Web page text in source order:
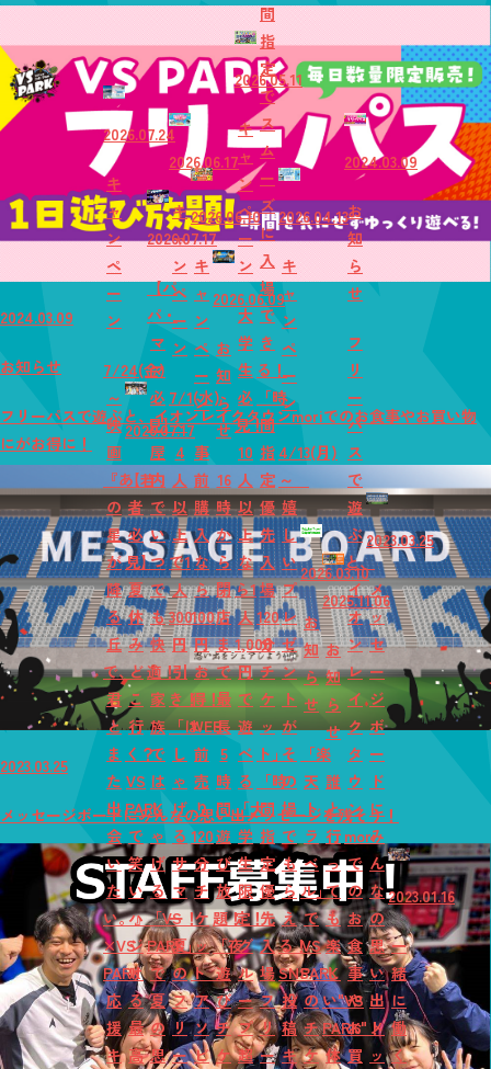
2026.07.24
キ
ャ
ン
ペ
ー
ン
7/24(金)
～
映
画
『あ
の
星
が
降
る
丘
で、
君
と
ま
た
出
会
い
た
い。』
×VS
PARK
応
援
キ
2026.07.17
【若
者
必
見】
夏
休
み
ど
こ
行
く？
VS
PARK
で
笑
い
ハ
ジ
け
る
最
高
2026.07.17
【パ
パ・
マ
マ
必
見】
屋
内
で
い
つ
で
も
快
適！
家
族
で
は
し
ゃ
げ
る
「VS
PARK」
で
夏
の
思
2026.06.17
キ
ャ
ン
ペ
ー
ン
7/1(水)
～
4
人
以
上
で1
人
300
円
引
き！
「は
し
ゃ
げ
る
サ
マ
ー！
夏
の
フ
リ
ー
2026.06.10
キ
ャ
ン
ペ
ー
ン
事
前
購
入
な
ら
100
円
お
得！
WEB
前
売
り
120
分
チ
ケ
ッ
ト
ア
ソ
ビ
2026.06.09
お
知
ら
せ
16
時
か
ら
閉
店
ま
で
最
長
5
時
間
遊
び
放
題！
「夜
遊
び
チ
ケ
2026.05.11
キ
ャ
ン
ペ
ー
ン
大
学
生
必
見！
10
人
以
上
な
ら1
人
1,000
円
で
遊
べ
る
「大
学
生
限
定！
グ
ル
ー
プ
超
間
指
定
で
ス
ム
ー
ズ
に
入
場
で
き
る！
「時
間
指
定
優
先
入
場
120
分
チ
ケ
ッ
ト」
「時
間
指
定
優
先
入
場
フ
リ
ー
2026.04.13
キ
ャ
ン
ペ
ー
ン
4/13(月)
～
嬉
し
い
プ
レ
ゼ
ン
ト
が
そ
の
場
で
も
ら
え
る！
SNS
投
稿
キ
2026.03.10
お
知
ら
せ
「楽
天
ト
ラ
ベ
ル」
で
VS
PARK
の
チ
ケ
2025.11.06
お
知
ら
せ
誰
と
行
っ
て
も
楽
し
い"VS
PARK"！
体
2024.03.09
お
知
ら
せ
フ
リ
ー
パ
ス
で
遊
ぶ
と、
イ
オ
ン
レ
イ
ク
タ
ウ
ン
mori
で
の
お
食
事
や
お
買
2023.03.25
メ
ッ
セ
ー
ジ
ボ
ー
ド
に
み
ん
な
の
思
い
出
メ
ッ
2023.01.16
一
緒
に
働
く
2024.03.09
お知らせ
フリーパスで遊ぶと、イオンレイクタウンmoriでのお食事やお買い物
にがお得に！
2023.03.25
メッセージボードにみんなの思い出メッセージを残そう！